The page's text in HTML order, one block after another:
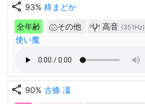
share 93% 柊まどか
全年齢
その他 高音 (351Hz)
使い魔
share 90% 古條 凜